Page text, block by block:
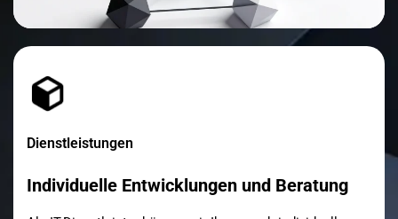
Dienstleistungen
Individuelle Entwicklungen und Beratung